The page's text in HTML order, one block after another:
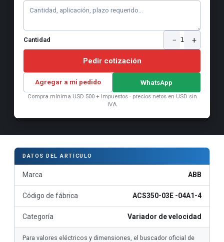
Cantidad − 1 +
Pedir cotización
Agregar a mi pedido WhatsApp
Compra mínima USD 500 + impuestos · precios netos en USD sin
IVA
DATOS DEL ARTÍCULO
Marca ABB
Código de fábrica ACS350-03E -04A1-4
Categoría Variador de velocidad
Para valores eléctricos y dimensiones, el buscador oficial de